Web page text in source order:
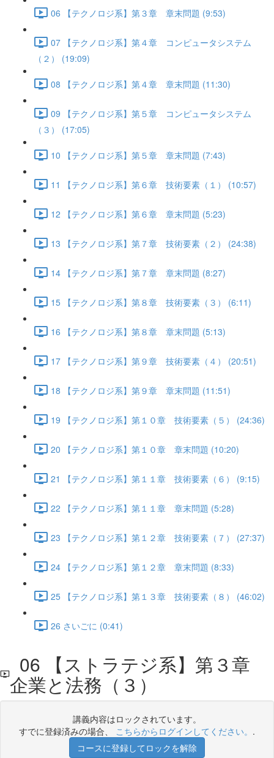
06 【テクノロジ系】第３章 章末問題 (9:53)
07 【テクノロジ系】第４章 コンピュータシステム
（２） (19:09)
08 【テクノロジ系】第４章 章末問題 (11:30)
09 【テクノロジ系】第５章 コンピュータシステム
（３） (17:05)
10 【テクノロジ系】第５章 章末問題 (7:43)
11 【テクノロジ系】第６章 技術要素（１） (10:57)
12 【テクノロジ系】第６章 章末問題 (5:23)
13 【テクノロジ系】第７章 技術要素（２） (24:38)
14 【テクノロジ系】第７章 章末問題 (8:27)
15 【テクノロジ系】第８章 技術要素（３） (6:11)
16 【テクノロジ系】第８章 章末問題 (5:13)
17 【テクノロジ系】第９章 技術要素（４） (20:51)
18 【テクノロジ系】第９章 章末問題 (11:51)
19 【テクノロジ系】第１０章 技術要素（５） (24:36)
20 【テクノロジ系】第１０章 章末問題 (10:20)
21 【テクノロジ系】第１１章 技術要素（６） (9:15)
22 【テクノロジ系】第１１章 章末問題 (5:28)
23 【テクノロジ系】第１２章 技術要素（７） (27:37)
24 【テクノロジ系】第１２章 章末問題 (8:33)
25 【テクノロジ系】第１３章 技術要素（８） (46:02)
26 さいごに (0:41)
06 【ストラテジ系】第３章
企業と法務（３）
講義内容はロックされています。
すでに登録済みの場合、 こちらからログインしてください。 .
コースに登録してロックを解除